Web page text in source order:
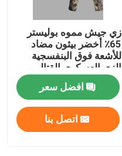
زي جيش مموه بوليستر
65٪ أخضر بيثون مضاد
للأشعة فوق البنفسجية
الزي العسكري القتالي
افضل سعر
اتصل بنا